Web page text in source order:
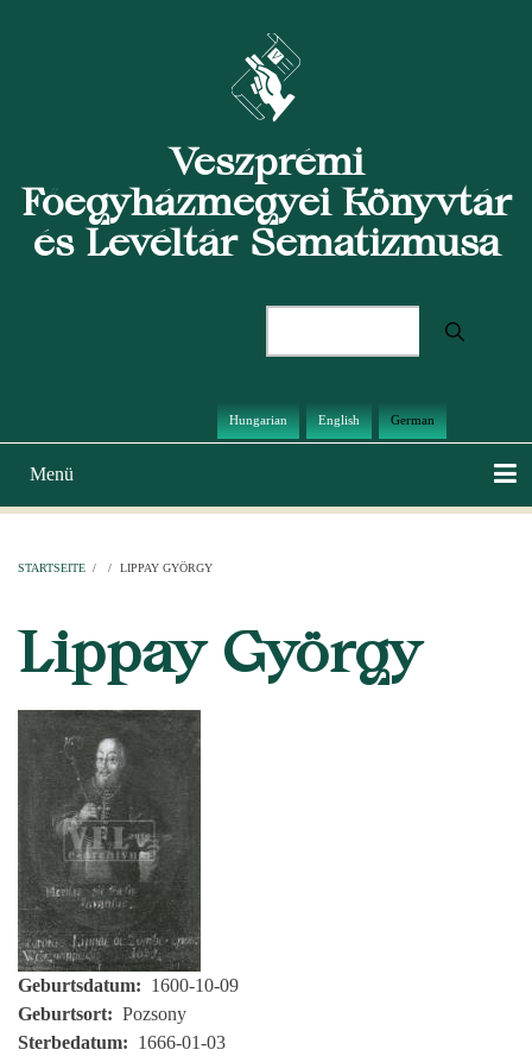
Veszprémi
Főegyházmegyei Könyvtár
és Levéltár Sematizmusa
Hungarian English German
Hauptnavigation
Menü
STARTSEITE / / LIPPAY GYÖRGY
Lippay György
Geburtsdatum
1600-10-09
Geburtsort
Pozsony
Sterbedatum
1666-01-03